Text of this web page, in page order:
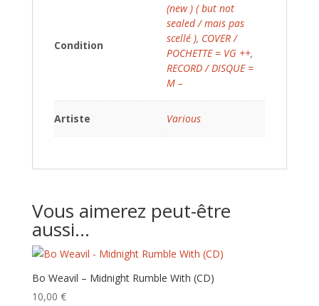
Condition
(new ) ( but not
sealed / mais pas
scellé ), COVER /
POCHETTE = VG ++,
RECORD / DISQUE =
M –
Artiste Various
Vous aimerez peut-être
aussi…
Bo Weavil – Midnight Rumble With (CD)
10,00 €